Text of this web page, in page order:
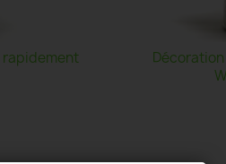
rapidement